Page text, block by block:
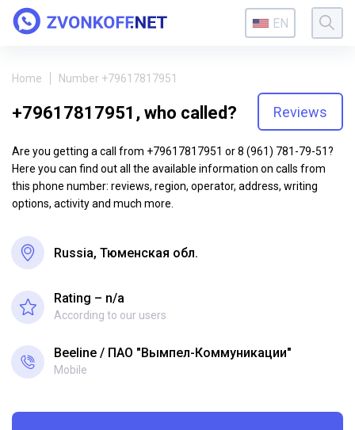
EN
Home Number +79617817951
+79617817951, who called? Reviews
Are you getting a call from +79617817951 or 8 (961) 781-79-51?
Here you can find out all the available information on calls from
this phone number: reviews, region, operator, address, writing
options, activity and much more.
Russia, Тюменская обл.
Rating – n/a
According to our users
Beeline ПАО "Вымпел-Коммуникации"
Mobile